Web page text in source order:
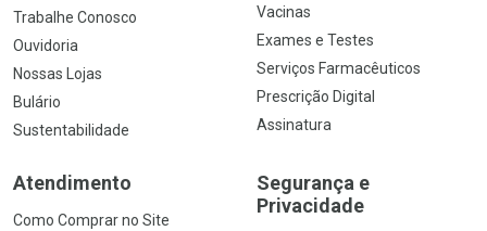
Trabalhe Conosco
Ouvidoria
Nossas Lojas
Bulário
Sustentabilidade
Vacinas
Exames e Testes
Serviços Farmacêuticos
Prescrição Digital
Assinatura
Atendimento
Como Comprar no Site
Segurança e
Privacidade